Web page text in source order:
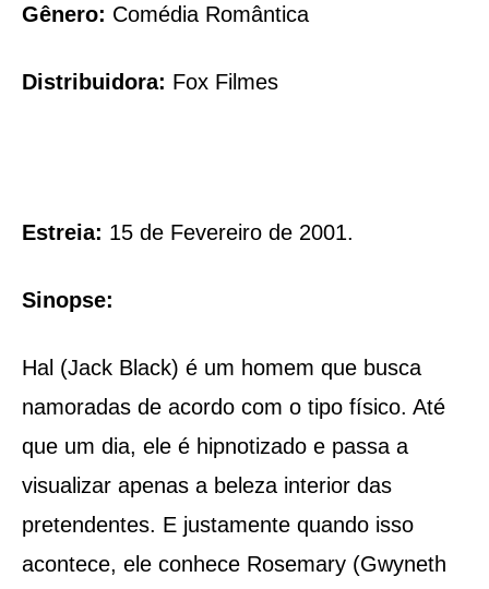
Gênero: Comédia Romântica
Distribuidora: Fox Filmes
Estreia: 15 de Fevereiro de 2001.
Sinopse:
Hal (Jack Black) é um homem que busca
namoradas de acordo com o tipo físico. Até
que um dia, ele é hipnotizado e passa a
visualizar apenas a beleza interior das
pretendentes. E justamente quando isso
acontece, ele conhece Rosemary (Gwyneth